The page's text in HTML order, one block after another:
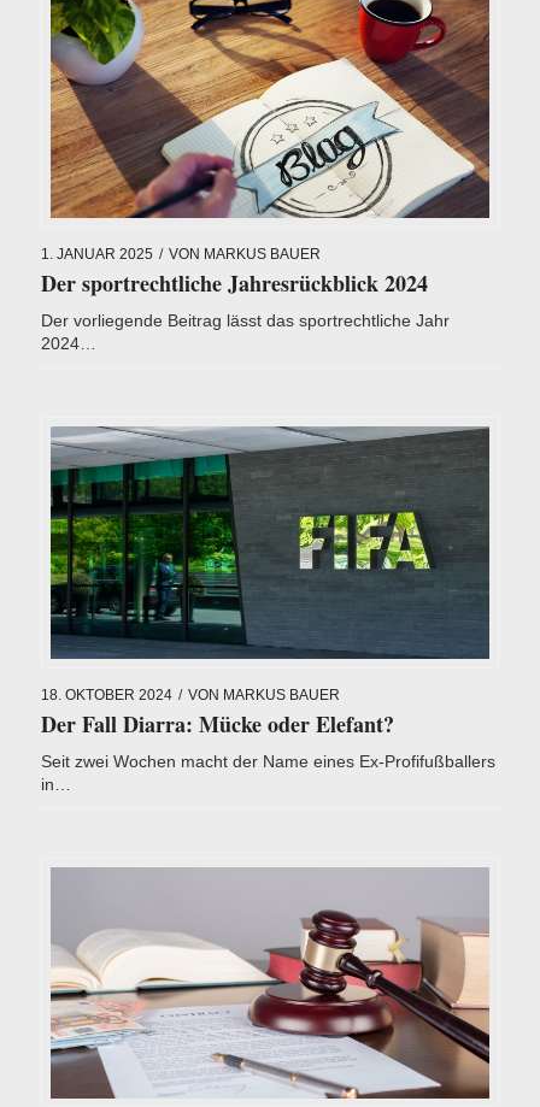
1. JANUAR 2025 / VON MARKUS BAUER
Der sportrechtliche Jahresrückblick 2024
Der vorliegende Beitrag lässt das sportrechtliche Jahr
2024…
18. OKTOBER 2024 / VON MARKUS BAUER
Der Fall Diarra: Mücke oder Elefant?
Seit zwei Wochen macht der Name eines Ex-Profifußballers
in…